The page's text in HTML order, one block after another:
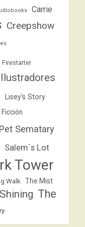
Carrie
Creepshow
Firestarter
Ilustradores
Lisey's Story
Ficción
Pet Sematary
Salem´s Lot
Tower
Walk The Mist
The